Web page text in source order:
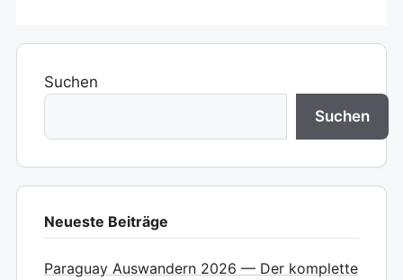
Suchen
Suchen
Neueste Beiträge
Paraguay Auswandern 2026 — Der komplette